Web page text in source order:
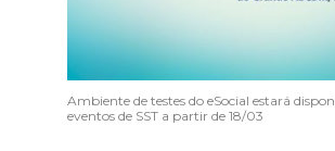
Ambiente de testes do eSocial estará
eventos de SST a partir de 18/03